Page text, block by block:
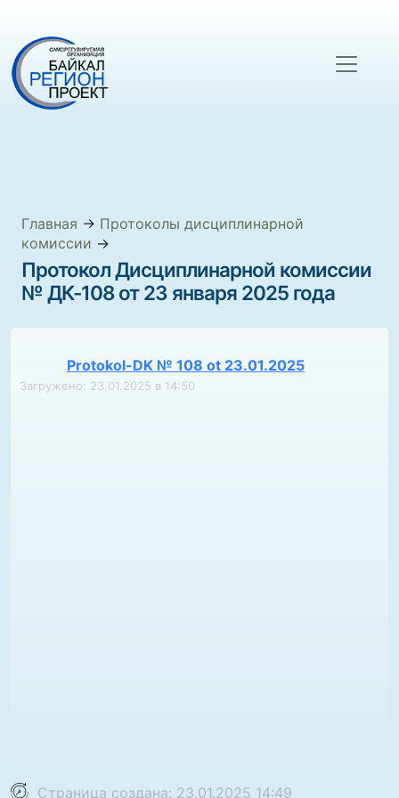
Главная → Протоколы дисциплинарной
комиссии →
Протокол Дисциплинарной комиссии
№ ДК-108 от 23 января 2025 года
Protokol-DK № 108 ot 23.01.2025
Загружено: 23.01.2025 в 14:50
Страница создана: 23.01.2025 14:49